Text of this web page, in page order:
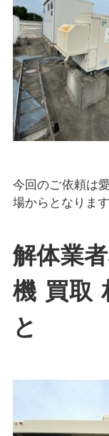
今回のご依頼は
場からとなります
解体業
機 買取
と